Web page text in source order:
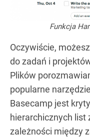
Funkcja
Oczywiście,
do zadań i
Plików
popularne
Basecamp jest
hierarchicznych list
zależności między